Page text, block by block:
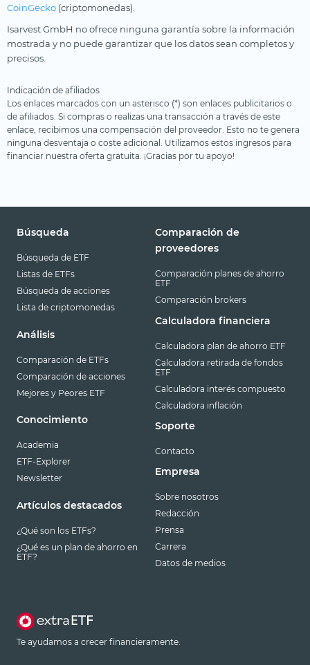
CoinGecko (criptomonedas).
Isarvest GmbH no ofrece ninguna garantía sobre la información
mostrada y no puede garantizar que los datos sean completos y
precisos.
Indicación de afiliados
Los enlaces marcados con un asterisco (*) son enlaces publicitarios o
de afiliados. Si compras o realizas una transacción a través de este
enlace, recibimos una compensación del proveedor. Esto no te genera
ninguna desventaja o coste adicional. Utilizamos estos ingresos para
financiar nuestra oferta gratuita. ¡Gracias por tu apoyo!
Búsqueda
Búsqueda de ETF
Listas de ETFs
Búsqueda de acciones
Lista de criptomonedas
Análisis
Comparación de ETFs
Comparación de acciones
Mejores y Peores ETF
Conocimiento
Academia
ETF-Explorer
Newsletter
Artículos destacados
¿Qué son los ETFs?
¿Qué es un plan de ahorro en
ETF?
Comparación de
proveedores
Comparación planes de ahorro
ETF
Comparación brokers
Calculadora financiera
Calculadora plan de ahorro ETF
Calculadora retirada de fondos
ETF
Calculadora interés compuesto
Calculadora inflación
Soporte
Contacto
Empresa
Sobre nosotros
Redacción
Prensa
Carrera
Datos de medios
Te ayudamos a crecer financieramente.